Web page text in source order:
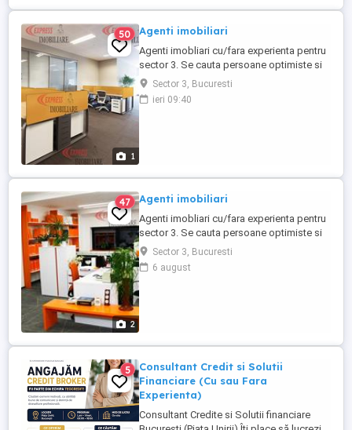
1
50 Agenti imobiliari
Agenti imobliari cu/fara experienta pentru
sector 3. Se cauta persoane optimiste si
dinamice, care sa aiba o fire comunicativa,
spirit de echipa, studii medii sau
superioare, abilitati de vanzare, spirit de
Sector 3, Bucuresti
ieri 09:40
2
47 Agenti imobiliari
Agenti imobliari cu/fara experienta pentru
sector 3. Se cauta persoane optimiste si
dinamice, care sa aiba o fire comunicativa,
spirit de echipa, studii medii sau
superioare, abilitati de vanzare, spirit de
Sector 3, Bucuresti
6 august
5
Consultant Credit si Solutii
Financiare (Cu sau Fara
Experienta)
Consultant Credite si Solutii financiare